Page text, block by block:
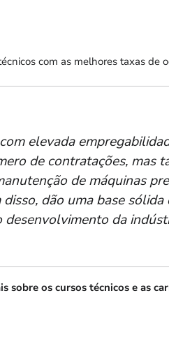
com as melhores taxas de
elevada
de contratações, mas
de máquinas
dão uma base
desenvolvimento da
sobre os cursos técnicos e as